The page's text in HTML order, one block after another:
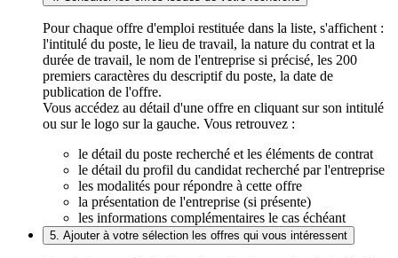
Pour chaque offre d'emploi restituée dans la liste, s'affichent :
l'intitulé du poste, le lieu de travail, la nature du contrat et la
durée de travail, le nom de l'entreprise si précisé, les 200
premiers caractères du descriptif du poste, la date de
publication de l'offre.
Vous accédez au détail d'une offre en cliquant sur son intitulé
ou sur le logo sur la gauche. Vous retrouvez :
le détail du poste recherché et les éléments de contrat
le détail du profil du candidat recherché par l'entreprise
les modalités pour répondre à cette offre
la présentation de l'entreprise (si présente)
les informations complémentaires le cas échéant
5. Ajouter à votre sélection les offres qui vous intéressent